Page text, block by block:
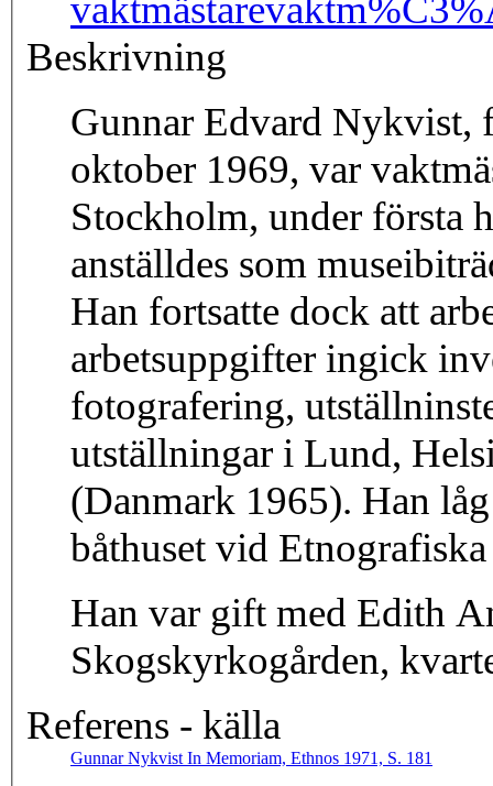
vaktmästare
Beskrivning
Gunnar Edvard Nykvist,
oktober 1969, var
Stockholm, under första
anställdes som
Han fortsatte dock att
arbetsuppgifter ingick
fotografering,
utställningar i Lund,
(Danmark 1965). Han
båthuset vid
Han var gift med Edith
Skogskyrkogården,
Referens - källa
Gunnar Nykvist In Memoriam, Ethnos 1971, S. 181